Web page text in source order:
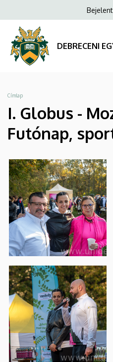
DEBRECENI
EGYETEM
a
tartalomra
DEBRECENI
Morzsa
Címlap
I. Globus -
Futónap,